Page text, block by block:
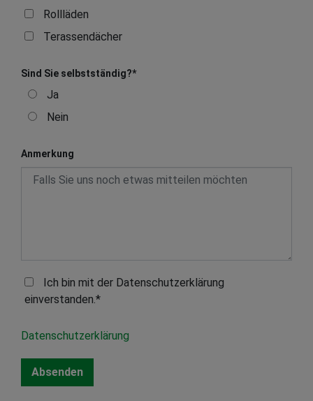
Rollläden
Terassendächer
Sind Sie selbstständig?*
Ja
Nein
Anmerkung
einverstanden.*
Datenschutzerklärung